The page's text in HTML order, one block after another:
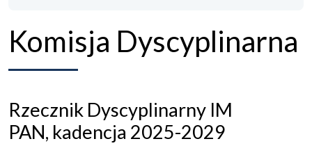
Komisja Dyscyplinarna
Rzecznik Dyscyplinarny IM
PAN, kadencja 2025-2029